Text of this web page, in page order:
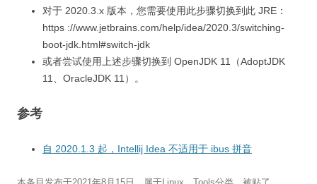
对于 2020.3.x 版本，您需要使用此步骤切换到此 JRE：
https ://www.jetbrains.com/help/idea/2020.3/switching-
boot-jdk.html#switch-jdk
或者尝试使用上述步骤切换到 OpenJDK 11（AdoptJDK
11、OracleJDK 11）。
参考
自 2020.1.3 起，Intellij Idea 不适用于 ibus 拼音